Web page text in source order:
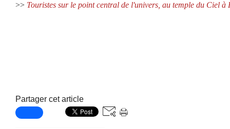
>> Touristes sur le point central de l'univers, au temple du Ciel à
Partager cet article